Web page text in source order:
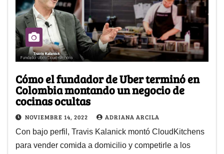
Cómo el fundador de Uber terminó en
Colombia montando un negocio de
cocinas ocultas
NOVIEMBRE 14, 2022 ADRIANA ARCILA
Con bajo perfil, Travis Kalanick montó CloudKitchens
para vender comida a domicilio y competirle a los